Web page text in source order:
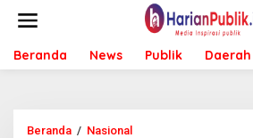
t
Beranda News Publik Daerah
Beranda / Nasional